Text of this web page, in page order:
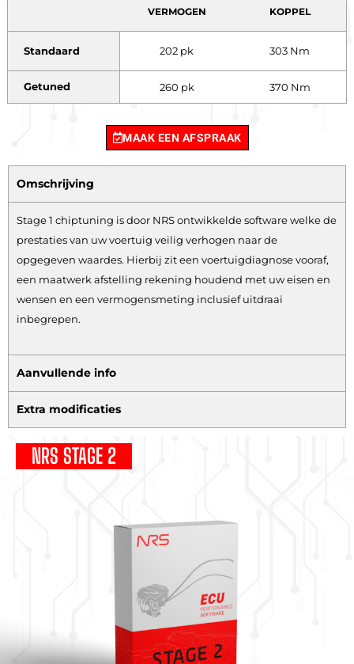
VERMOGEN KOPPEL
Standaard 202 pk 303 Nm
Getuned 260 pk 370 Nm
MAAK EEN AFSPRAAK
Omschrijving
Stage 1 chiptuning is door NRS ontwikkelde software welke de
prestaties van uw voertuig veilig verhogen naar de
opgegeven waardes. Hierbij zit een voertuigdiagnose vooraf,
een maatwerk afstelling rekening houdend met uw eisen en
wensen en een vermogensmeting inclusief uitdraai
inbegrepen.
Aanvullende info
Extra modificaties
NRS STAGE 2